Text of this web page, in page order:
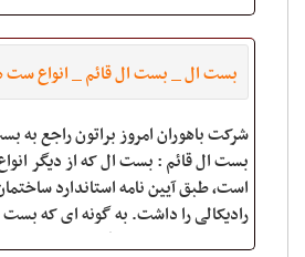
بست ال _ بست ال قائم _ انواع
شرکت باهوران امروز براتون
بست ال قائم : بست ال که از
است، طبق آیین نامه استاندارد
رادیکالی را داشت. به گونه ای که
کردن دو دیوار به یکدیگر استفاده می